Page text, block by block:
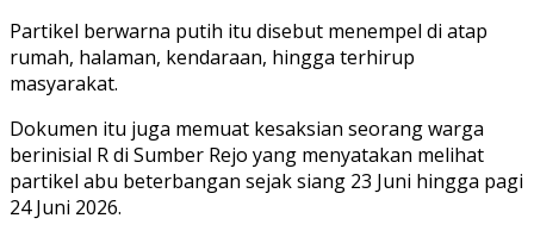
Partikel berwarna putih itu disebut menempel di atap
rumah, halaman, kendaraan, hingga terhirup
masyarakat.
Dokumen itu juga memuat kesaksian seorang warga
berinisial R di Sumber Rejo yang menyatakan melihat
partikel abu beterbangan sejak siang 23 Juni hingga pagi
24 Juni 2026.